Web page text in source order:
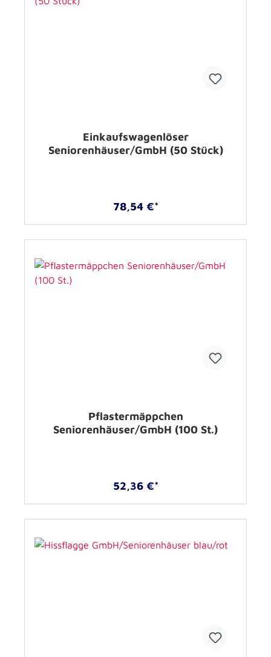
Einkaufswagenlöser
Seniorenhäuser/GmbH (50 Stück)
78,54 €*
Pflastermäppchen
Seniorenhäuser/GmbH (100 St.)
52,36 €*